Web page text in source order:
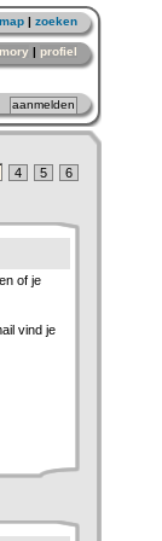
| zoeken
| profiel
4 5 6
of je
vind je